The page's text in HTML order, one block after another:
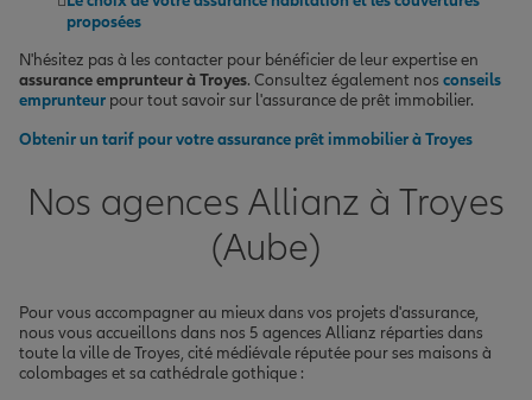
proposées
N'hésitez pas à les contacter pour bénéficier de leur expertise en
assurance emprunteur à Troyes. Consultez également nos conseils
emprunteur pour tout savoir sur l'assurance de prêt immobilier.
Obtenir un tarif pour votre assurance prêt immobilier à Troyes
Nos agences Allianz à Troyes
(Aube)
Pour vous accompagner au mieux dans vos projets d'assurance,
nous vous accueillons dans nos 5 agences Allianz réparties dans
toute la ville de Troyes, cité médiévale réputée pour ses maisons à
colombages et sa cathédrale gothique :